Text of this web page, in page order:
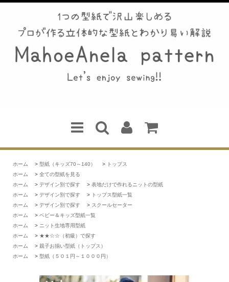
ホーム > 型紙（キッズ70～140） > トップス
ホーム
> 全ての型紙を見る
ホーム
> デザイン別で探す > 表地だけで作れるニットの型紙
ホーム
> デザイン別で探す > トップス型紙一覧
ホーム
> デザイン別で探す > スクールセーター
ホーム
> ベビー＆キッズ型紙一覧
ホーム
> ニット生地専用型紙
ホーム
> ★★☆☆（初級）で探す
ホーム
> 親子お揃い型紙（トップス）
ホーム
> 型紙（５０１円～１０００円）